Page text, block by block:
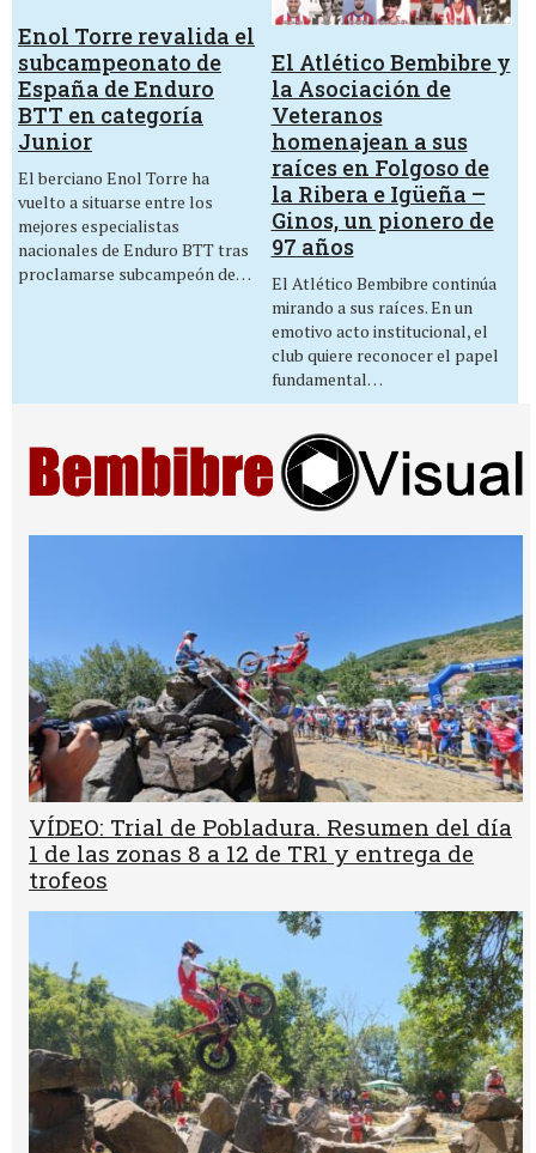
Enol Torre revalida el
subcampeonato de
España de Enduro
BTT en categoría
Junior
El berciano Enol Torre ha
vuelto a situarse entre los
mejores especialistas
nacionales de Enduro BTT tras
proclamarse subcampeón de…
El Atlético Bembibre y
la Asociación de
Veteranos
homenajean a sus
raíces en Folgoso de
la Ribera e Igüeña –
Ginos, un pionero de
97 años
El Atlético Bembibre continúa
mirando a sus raíces. En un
emotivo acto institucional, el
club quiere reconocer el papel
fundamental…
VÍDEO: Trial de Pobladura. Resumen del día
1 de las zonas 8 a 12 de TR1 y entrega de
trofeos